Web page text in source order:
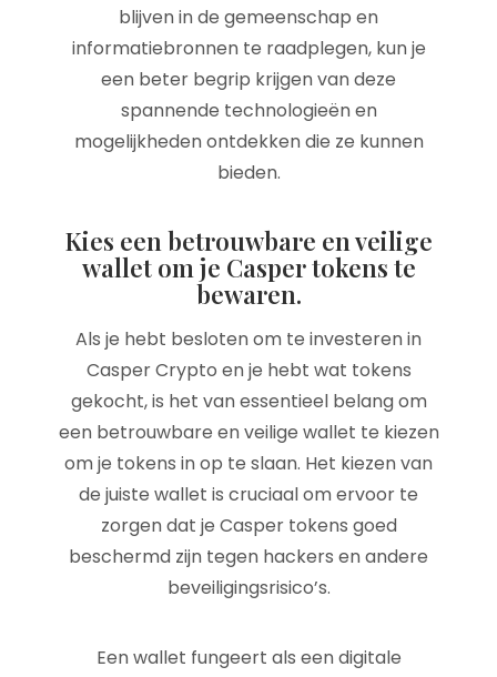
blijven in de gemeenschap en
informatiebronnen te raadplegen, kun je
een beter begrip krijgen van deze
spannende technologieën en
mogelijkheden ontdekken die ze kunnen
bieden.
Kies een betrouwbare en veilige
wallet om je Casper tokens te
bewaren.
Als je hebt besloten om te investeren in
Casper Crypto en je hebt wat tokens
gekocht, is het van essentieel belang om
een betrouwbare en veilige wallet te kiezen
om je tokens in op te slaan. Het kiezen van
de juiste wallet is cruciaal om ervoor te
zorgen dat je Casper tokens goed
beschermd zijn tegen hackers en andere
beveiligingsrisico’s.
Een wallet fungeert als een digitale